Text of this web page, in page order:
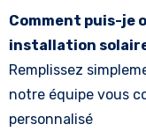
Comment puis-je
installation
Remplissez
notre équipe vous
personnalisé